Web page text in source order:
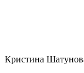
Кристина